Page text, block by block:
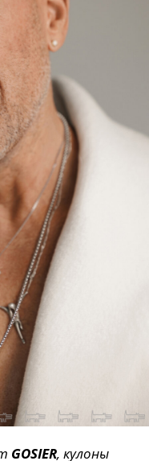
GOSIER, кулоны